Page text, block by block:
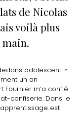
de Nicolas
voilà plus
main.
adolescent. «
un an
Fournier m’a confié
confiserie. Dans le
est